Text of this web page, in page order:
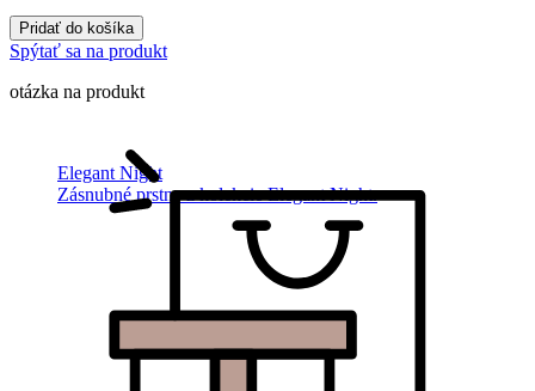
Elegant Night
Zásnubné prstne z kolekcie Elegant Night.
Pridať do košíka
Spýtať sa na produkt
otázka na produkt